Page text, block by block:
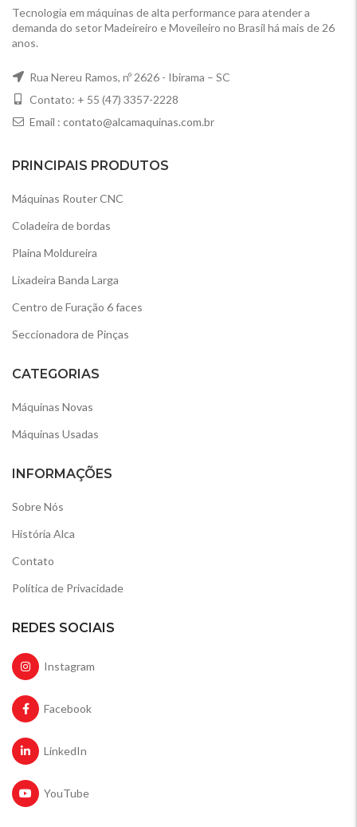
Tecnologia em máquinas de alta performance para atender a
demanda do setor Madeireiro e Moveileiro no Brasil há mais de 26
anos.
Rua Nereu Ramos, nº 2626 - Ibirama – SC
Contato: + 55 (47) 3357-2228
Email : contato@alcamaquinas.com.br
PRINCIPAIS PRODUTOS
Máquinas Router CNC
Coladeira de bordas
Plaina Moldureira
Lixadeira Banda Larga
Centro de Furação 6 faces
Seccionadora de Pinças
CATEGORIAS
Máquinas Novas
Máquinas Usadas
INFORMAÇÕES
Sobre Nós
História Alca
Contato
Política de Privacidade
REDES SOCIAIS
Instagram
Facebook
LinkedIn
YouTube